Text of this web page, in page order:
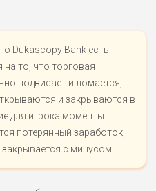
ОБЗОР
Dukascopy Bank есть.
то, что торговая
подвисает и ломается,
и закрываются в
для игрока моменты.
потерянный заработок,
с минусом.